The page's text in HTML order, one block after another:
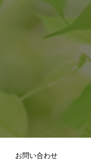
お問い合わせ